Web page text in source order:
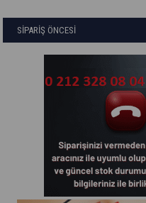
SİPARİŞ ÖNCESİ